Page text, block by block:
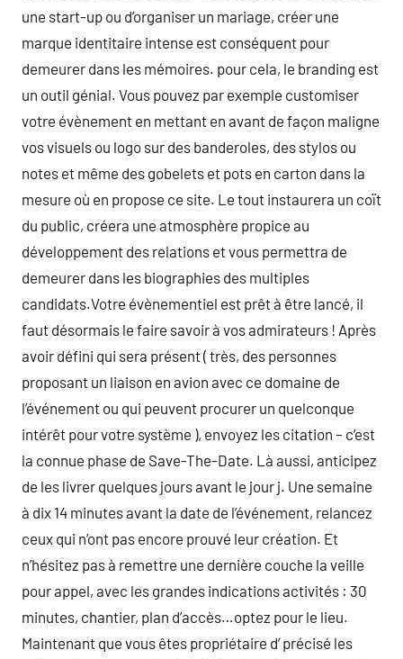
une start-up ou d’organiser un mariage, créer une
marque identitaire intense est conséquent pour
demeurer dans les mémoires. pour cela, le branding est
un outil génial. Vous pouvez par exemple customiser
votre évènement en mettant en avant de façon maligne
vos visuels ou logo sur des banderoles, des stylos ou
notes et même des gobelets et pots en carton dans la
mesure où en propose ce site. Le tout instaurera un coït
du public, créera une atmosphère propice au
développement des relations et vous permettra de
demeurer dans les biographies des multiples
candidats.Votre évènementiel est prêt à être lancé, il
faut désormais le faire savoir à vos admirateurs ! Après
avoir défini qui sera présent ( très, des personnes
proposant un liaison en avion avec ce domaine de
l’événement ou qui peuvent procurer un quelconque
intérêt pour votre système ), envoyez les citation – c’est
la connue phase de Save-The-Date. Là aussi, anticipez
de les livrer quelques jours avant le jour j. Une semaine
à dix 14 minutes avant la date de l’événement, relancez
ceux qui n’ont pas encore prouvé leur création. Et
n’hésitez pas à remettre une dernière couche la veille
pour appel, avec les grandes indications activités : 30
minutes, chantier, plan d’accès…optez pour le lieu.
Maintenant que vous êtes propriétaire d’ précisé les